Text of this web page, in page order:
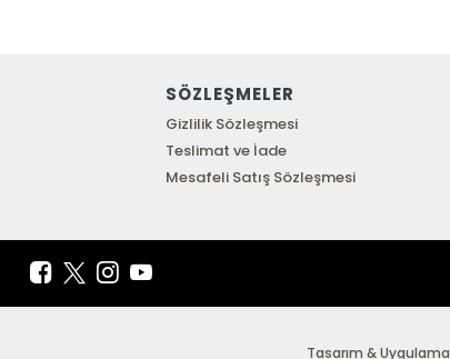
SÖZLEŞMELER
Gizlilik Sözleşmesi
Teslimat ve İade
Mesafeli Satış Sözleşmesi
Tasarım & Uygulama